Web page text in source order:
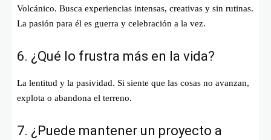
Volcánico. Busca experiencias intensas, creativas y sin rutinas.
La pasión para él es guerra y celebración a la vez.
6. ¿Qué lo frustra más en la vida?
La lentitud y la pasividad. Si siente que las cosas no avanzan,
explota o abandona el terreno.
7. ¿Puede mantener un proyecto a